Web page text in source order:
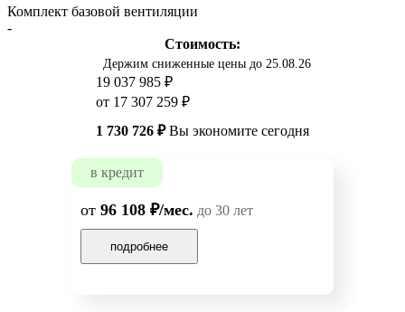
Комплект базовой вентиляции
-
Стоимость:
Держим сниженные цены до 25.08.26
19 037 985 ₽
от 17 307 259 ₽
1 730 726 ₽Вы экономите сегодня
в кредит
от 96 108 ₽/мес. до 30 лет
подробнее